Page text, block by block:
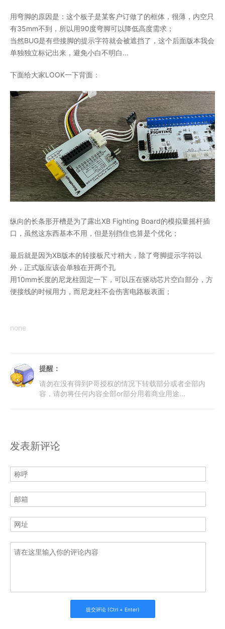
用弯脚的原因是：这个板子是某客户订做了的框体，很薄，内空只
有35mm不到，所以用90度弯脚可以降低高度需求；
当然BUG是有些接脚的提示字符就会被遮挡了，这个后面版本我会
单独独立标记出来，避免小白不明白...
下面给大家LOOK一下背面：
纵向的长条形开槽是为了露出XB Fighting Board的模拟量摇杆插
口，虽然这东西基本不用，但是别挡住也算是个优化；
最后就是因为XB版本的转接板尺寸稍大，除了弯脚提示字符以
外，正式版应该会单独在开两个孔
用10mm长度的尼龙柱固定一下，可以压在驱动芯片空白部分，方
便接线的时候用力，而尼龙柱不会伤害电路板表面；
none
提醒：
请勿在没有得到P哥授权的情况下转载部分或者全部内
容，请勿将任何内容全部or部分用着商业用途...
发表新评论
提交评论 (Ctrl + Enter)